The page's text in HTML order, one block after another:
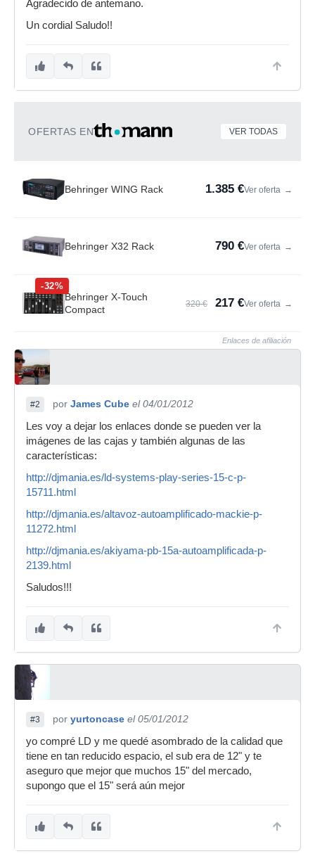
Agradecido de antemano.
Un cordial Saludo!!
OFERTAS EN VER TODAS
Behringer WING Rack 1.385 €Ver oferta →
Behringer X32 Rack 790 €Ver oferta →
-32%
Behringer X-Touch
Compact
320 € 217 €Ver oferta →
Enlaces de afiliación
#2 por James Cube el 04/01/2012
Les voy a dejar los enlaces donde se pueden ver la
imágenes de las cajas y también algunas de las
características:
http://djmania.es/ld-systems-play-series-15-c-p-
15711.html
http://djmania.es/altavoz-autoamplificado-mackie-p-
11272.html
http://djmania.es/akiyama-pb-15a-autoamplificada-p-
2139.html
Saludos!!!
#3 por yurtoncase el 05/01/2012
yo compré LD y me quedé asombrado de la calidad que
tiene en tan reducido espacio, el sub era de 12" y te
aseguro que mejor que muchos 15" del mercado,
supongo que el 15" será aún mejor